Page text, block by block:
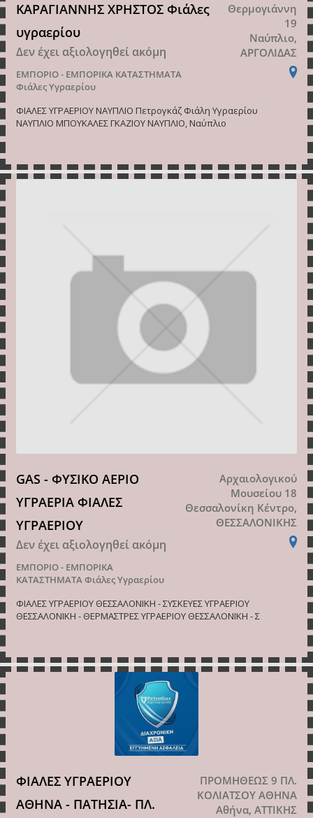
ΚΑΡΑΓΙΑΝΝΗΣ ΧΡΗΣΤΟΣ Φιάλες
υγραερίου
Δεν έχει αξιολογηθεί ακόμη
ΕΜΠΟΡΙΟ - ΕΜΠΟΡΙΚΑ ΚΑΤΑΣΤΗΜΑΤΑ
Φιάλες Υγραερίου
Θερμογιάννη
19
Ναύπλιο,
ΑΡΓΟΛΙΔΑΣ
ΦΙΑΛΕΣ ΥΓΡΑΕΡΙΟΥ ΝΑΥΠΛΙΟ Πετρογκάζ Φιάλη Υγραερίου
ΝΑΥΠΛΙΟ ΜΠΟΥΚΑΛΕΣ ΓΚΑΖΙΟΥ ΝΑΥΠΛΙΟ, Ναύπλιο
GAS - ΦΥΣΙΚΟ ΑΕΡΙΟ
ΥΓΡΑΕΡΙΑ ΦΙΑΛΕΣ
ΥΓΡΑΕΡΙΟΥ
Δεν έχει αξιολογηθεί ακόμη
ΕΜΠΟΡΙΟ - ΕΜΠΟΡΙΚΑ
ΚΑΤΑΣΤΗΜΑΤΑΦιάλες Υγραερίου
Αρχαιολογικού
Μουσείου 18
Θεσσαλονίκη Κέντρο,
ΘΕΣΣΑΛΟΝΙΚΗΣ
ΦΙΑΛΕΣ ΥΓΡΑΕΡΙΟΥ ΘΕΣΣΑΛΟΝΙΚΗ - ΣΥΣΚΕΥΕΣ ΥΓΡΑΕΡΙΟΥ
ΘΕΣΣΑΛΟΝΙΚΗ - ΘΕΡΜΑΣΤΡΕΣ ΥΓΡΑΕΡΙΟΥ ΘΕΣΣΑΛΟΝΙΚΗ - Σ
ΦΙΑΛΕΣ ΥΓΡΑΕΡΙΟΥ
ΑΘΗΝΑ - ΠΑΤΗΣΙΑ- ΠΛ.
ΠΡΟΜΗΘΕΩΣ 9 ΠΛ.
ΚΟΛΙΑΤΣΟΥ ΑΘΗΝΑ
Αθήνα, ΑΤΤΙΚΗΣ